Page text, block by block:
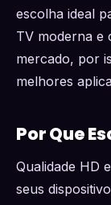
escolha ideal
TV moderna e
mercado, por
melhores
Por Que
Qualidade HD
seus